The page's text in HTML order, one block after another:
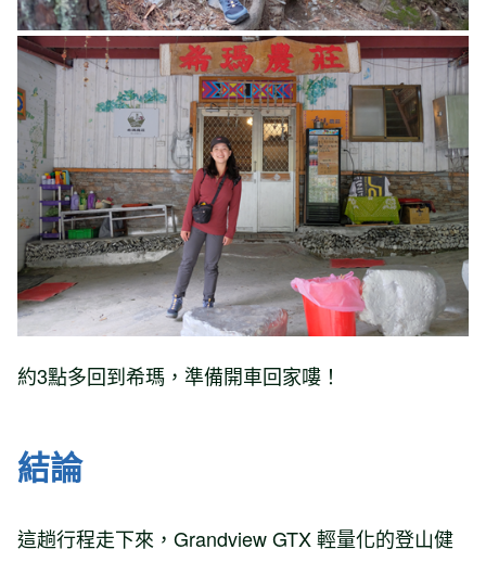
約3點多回到希瑪，準備開車回家嘍！
結論
這趟行程走下來，Grandview GTX 輕量化的登山健